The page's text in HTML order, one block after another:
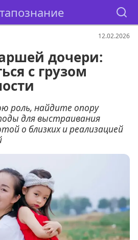
12.02.2026
дочери:
с грузом
роль, найдите опору
для выстраивания
о близких и реализацией